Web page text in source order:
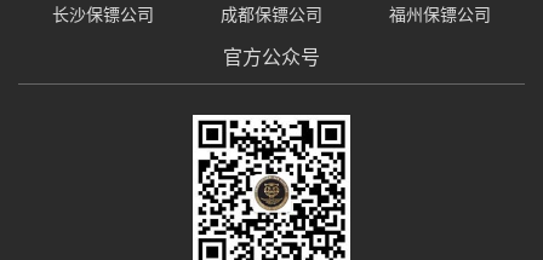
长沙保镖公司
成都保镖公司 福州保镖公司
官方公众号